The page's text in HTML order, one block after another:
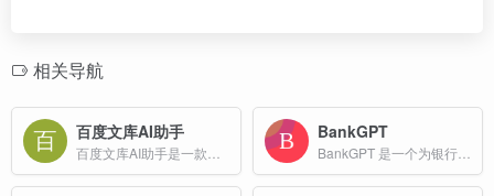
相关导航
百度文库AI助手 BankGPT